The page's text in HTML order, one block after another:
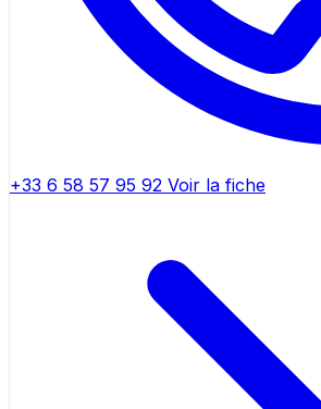
+33 6 58 57 95 92 Voir la fiche